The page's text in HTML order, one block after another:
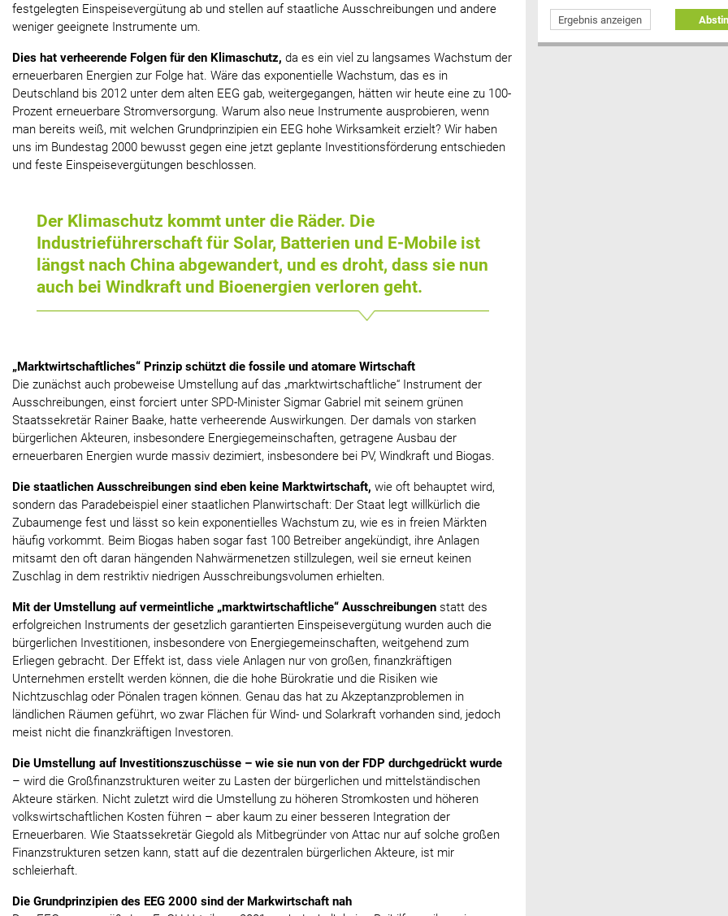
festgelegten Einspeisevergütung ab und stellen auf staatliche Ausschreibungen und andere
weniger geeignete Instrumente um.
Dies hat verheerende Folgen für den Klimaschutz, da es ein viel zu langsames Wachstum der
erneuerbaren Energien zur Folge hat. Wäre das exponentielle Wachstum, das es in
Deutschland bis 2012 unter dem alten EEG gab, weitergegangen, hätten wir heute eine zu 100-
Prozent erneuerbare Stromversorgung. Warum also neue Instrumente ausprobieren, wenn
man bereits weiß, mit welchen Grundprinzipien ein EEG hohe Wirksamkeit erzielt? Wir haben
uns im Bundestag 2000 bewusst gegen eine jetzt geplante Investitionsförderung entschieden
und feste Einspeisevergütungen beschlossen.
Der Klimaschutz kommt unter die Räder. Die
Industrieführerschaft für Solar, Batterien und E-Mobile ist
längst nach China abgewandert, und es droht, dass sie nun
auch bei Windkraft und Bioenergien verloren geht.
„Marktwirtschaftliches“ Prinzip schützt die fossile und atomare Wirtschaft
Die zunächst auch probeweise Umstellung auf das „marktwirtschaftliche“ Instrument der
Ausschreibungen, einst forciert unter SPD-Minister Sigmar Gabriel mit seinem grünen
Staatssekretär Rainer Baake, hatte verheerende Auswirkungen. Der damals von starken
bürgerlichen Akteuren, insbesondere Energiegemeinschaften, getragene Ausbau der
erneuerbaren Energien wurde massiv dezimiert, insbesondere bei PV, Windkraft und Biogas.
Die staatlichen Ausschreibungen sind eben keine Marktwirtschaft, wie oft behauptet wird,
sondern das Paradebeispiel einer staatlichen Planwirtschaft: Der Staat legt willkürlich die
Zubaumenge fest und lässt so kein exponentielles Wachstum zu, wie es in freien Märkten
häufig vorkommt. Beim Biogas haben sogar fast 100 Betreiber angekündigt, ihre Anlagen
mitsamt den oft daran hängenden Nahwärmenetzen stillzulegen, weil sie erneut keinen
Zuschlag in dem restriktiv niedrigen Ausschreibungsvolumen erhielten.
Mit der Umstellung auf vermeintliche „marktwirtschaftliche“ Ausschreibungen statt des
erfolgreichen Instruments der gesetzlich garantierten Einspeisevergütung wurden auch die
bürgerlichen Investitionen, insbesondere von Energiegemeinschaften, weitgehend zum
Erliegen gebracht. Der Effekt ist, dass viele Anlagen nur von großen, finanzkräftigen
Unternehmen erstellt werden können, die die hohe Bürokratie und die Risiken wie
Nichtzuschlag oder Pönalen tragen können. Genau das hat zu Akzeptanzproblemen in
ländlichen Räumen geführt, wo zwar Flächen für Wind- und Solarkraft vorhanden sind, jedoch
meist nicht die finanzkräftigen Investoren.
Die Umstellung auf Investitionszuschüsse – wie sie nun von der FDP durchgedrückt wurde
– wird die Großfinanzstrukturen weiter zu Lasten der bürgerlichen und mittelständischen
Akteure stärken. Nicht zuletzt wird die Umstellung zu höheren Stromkosten und höheren
volkswirtschaftlichen Kosten führen – aber kaum zu einer besseren Integration der
Erneuerbaren. Wie Staatssekretär Giegold als Mitbegründer von Attac nur auf solche großen
Finanzstrukturen setzen kann, statt auf die dezentralen bürgerlichen Akteure, ist mir
schleierhaft.
Die Grundprinzipien des EEG 2000 sind der Markwirtschaft nah
Ergebnis anzeigen